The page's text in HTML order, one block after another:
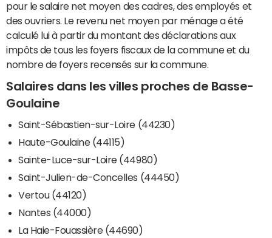
pour le salaire net moyen des cadres, des employés et
des ouvriers. Le revenu net moyen par ménage a été
calculé lui à partir du montant des déclarations aux
impôts de tous les foyers fiscaux de la commune et du
nombre de foyers recensés sur la commune.
Salaires dans les villes proches de Basse-
Goulaine
Saint-Sébastien-sur-Loire (44230)
Haute-Goulaine (44115)
Sainte-Luce-sur-Loire (44980)
Saint-Julien-de-Concelles (44450)
Vertou (44120)
Nantes (44000)
La Haie-Fouassière (44690)